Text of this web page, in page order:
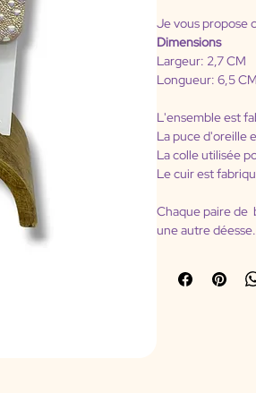
Je vous propose
Dimensions
Largeur: 2,7 CM
Longueur: 6,5 CM
L'ensemble est
La puce d'oreille
La colle utilisée
Le cuir est
Chaque paire de
une autre déesse.